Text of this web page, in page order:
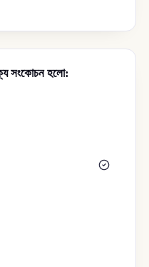
সংকোচন হলো: